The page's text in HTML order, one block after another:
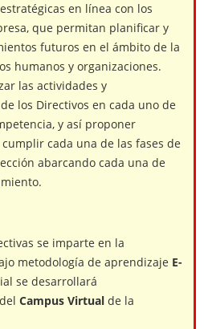
en línea con los
que permitan planificar y
futuros en el ámbito de la
humanos y organizaciones.
las actividades y
los Directivos en cada uno de
y así proponer
cada una de las fases de
abarcando cada una de
se imparte en la
metodología de aprendizaje E-
se desarrollará
Campus Virtual de la